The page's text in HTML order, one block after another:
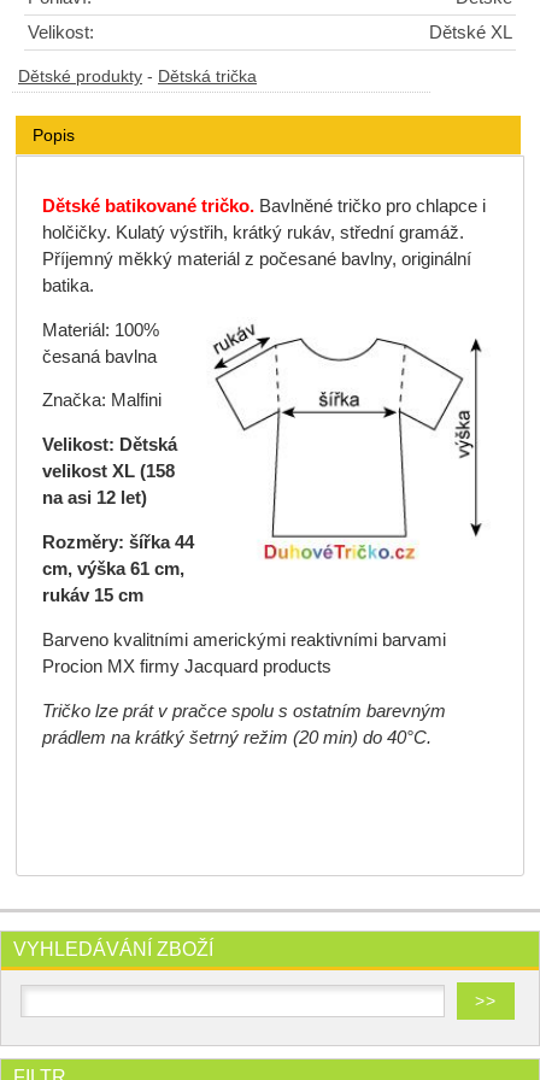
Velikost:
Dětské XL
Dětské produkty - Dětská trička
Popis
Dětské batikované tričko.Bavlněné tričko pro chlapce i
holčičky. Kulatý výstřih, krátký rukáv, střední gramáž.
Příjemný měkký materiál z počesané bavlny, originální
batika.
Materiál: 100%
česaná bavlna
Značka: Malfini
Velikost: Dětská
velikost XL (158
na asi 12 let)
Rozměry: šířka 44
cm, výška 61 cm,
rukáv 15 cm
Barveno kvalitními americkými reaktivními barvami
Procion MX firmy Jacquard products
Tričko lze prát v pračce spolu s ostatním barevným
prádlem na krátký šetrný režim (20 min) do 40°C.
VYHLEDÁVÁNÍ ZBOŽÍ